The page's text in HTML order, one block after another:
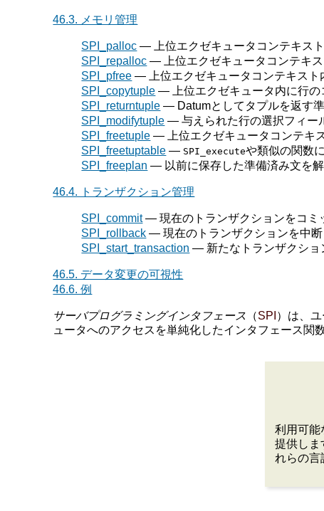
46.3. メモリ管理
SPI_palloc — 上位エクゼキュータコンテキス
SPI_repalloc — 上位エクゼキュータコンテキ
SPI_pfree — 上位エクゼキュータコンテキスト
SPI_copytuple — 上位エクゼキュータ内に行の
SPI_returntuple — Datumとしてタプルを返す
SPI_modifytuple — 与えられた行の選択フィー
SPI_freetuple — 上位エクゼキュータコンテキ
SPI_freetuptable — SPI_executeや類似の関数
SPI_freeplan — 以前に保存した準備済み文を
46.4. トランザクション管理
SPI_commit— 現在のトランザクションをコミ
SPI_rollback — 現在のトランザクションを中断
SPI_start_transaction — 新たなトランザクショ
46.5. データ変更の可視性
46.6. 例
サーバプログラミングインタフェース （SPI ）は、
ュータへのアクセスを単純化したインタフェース関
利用可能
提供しま
れらの言